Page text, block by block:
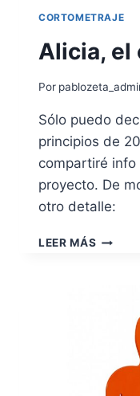
CORTOMETRAJE
Alicia, el
Por
Sólo puedo
principios de
compartiré
proyecto. De
otro detalle:
LEER MÁS ALICIA,